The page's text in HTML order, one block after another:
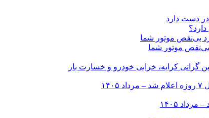
موتور شما
گرانی کرایه، خرابی خودرو و خسارت بار